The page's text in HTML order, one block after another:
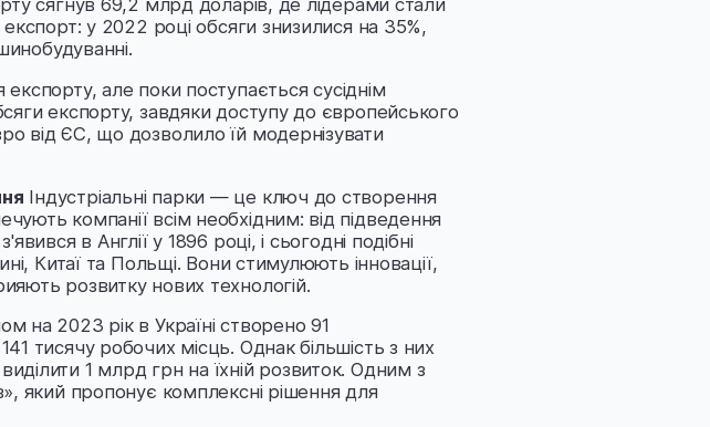
сягнув 69,2 млрд доларів, де лідерами стали
у 2022 році обсяги знизилися на 35%,
але поки поступається сусіднім
експорту, завдяки доступу до європейського
від ЄС, що дозволило їй модернізувати
Індустріальні парки — це ключ до створення
компанії всім необхідним: від підведення
в Англії у 1896 році, і сьогодні подібні
Китаї та Польщі. Вони стимулюють інновації,
розвитку нових технологій.
на 2023 рік в Україні створено 91
тисячу робочих місць. Однак більшість з них
1 млрд грн на їхній розвиток. Одним з
який пропонує комплексні рішення для